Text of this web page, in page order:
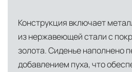
Ближнего Востока и Азии
Кипр—
Средиземноморского
Конструкция включает
из нержавеющей стали с
золота. Сиденье наполнено
добавлением пуха, что